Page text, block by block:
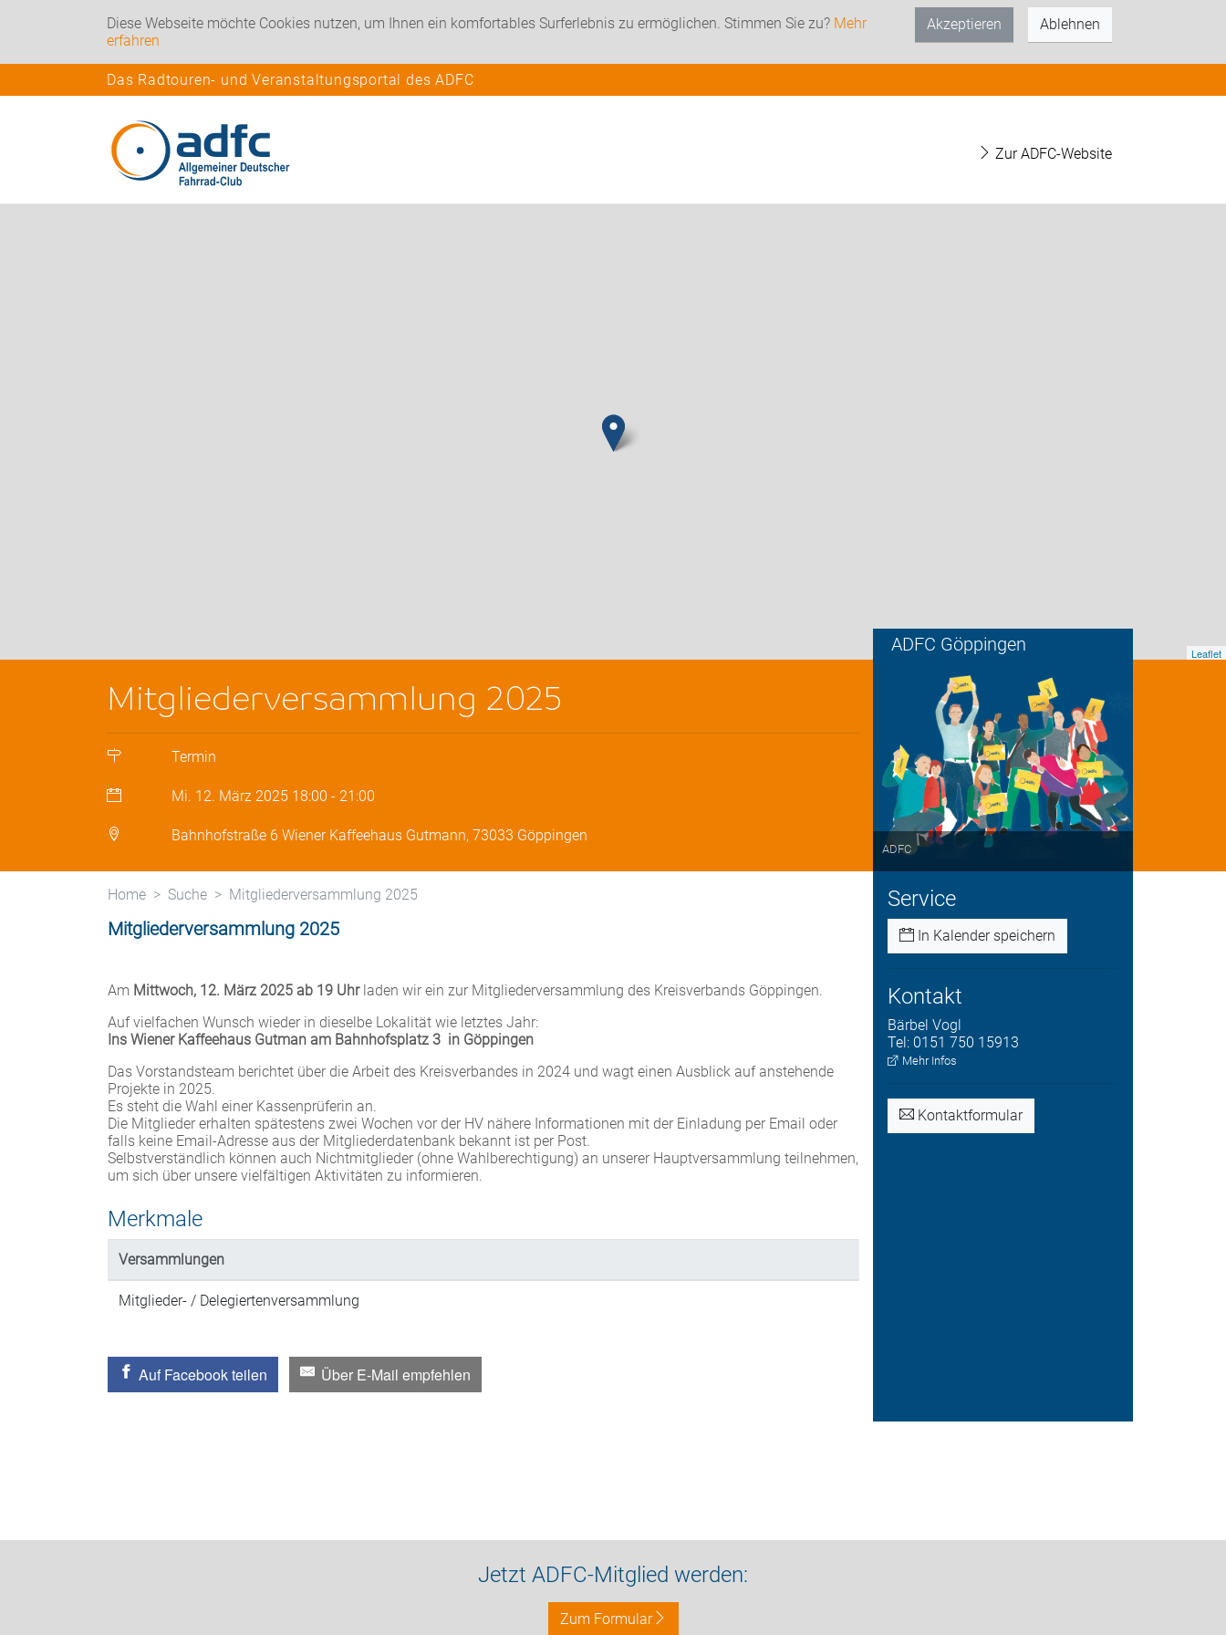
Diese Webseite möchte Cookies nutzen, um Ihnen ein komfortables Surferlebnis zu ermöglichen. Stimmen Sie zu? Mehr
erfahren
Akzeptieren Ablehnen
Das Radtouren- und Veranstaltungsportal des ADFC
Zur ADFC-Website
Leaflet
ADFC Göppingen
Mitgliederversammlung 2025
Termin
Mi. 12. März 2025 18:00 - 21:00
Bahnhofstraße 6 Wiener Kaffeehaus Gutmann, 73033 Göppingen
ADFC
Service
In Kalender speichern
Kontakt
Bärbel Vogl
Tel: 0151 750 15913
Mehr Infos
Kontaktformular
Home Suche Mitgliederversammlung 2025
Mitgliederversammlung 2025
Am Mittwoch, 12. März 2025 ab 19 Uhrladen wir ein zur Mitgliederversammlung des Kreisverbands Göppingen.
Auf vielfachen Wunsch wieder in dieselbe Lokalität wie letztes Jahr:
Ins Wiener Kaffeehaus Gutman am Bahnhofsplatz 3 in Göppingen
Das Vorstandsteam berichtet über die Arbeit des Kreisverbandes in 2024 und wagt einen Ausblick auf anstehende
Projekte in 2025.
Es steht die Wahl einer Kassenprüferin an.
Die Mitglieder erhalten spätestens zwei Wochen vor der HV nähere Informationen mit der Einladung per Email oder
falls keine Email-Adresse aus der Mitgliederdatenbank bekannt ist per Post.
Selbstverständlich können auch Nichtmitglieder (ohne Wahlberechtigung) an unserer Hauptversammlung teilnehmen,
um sich über unsere vielfältigen Aktivitäten zu informieren.
Merkmale
Versammlungen
Mitglieder- / Delegiertenversammlung
Auf Facebook teilen Über E-Mail empfehlen
Jetzt ADFC-Mitglied werden:
Zum Formular